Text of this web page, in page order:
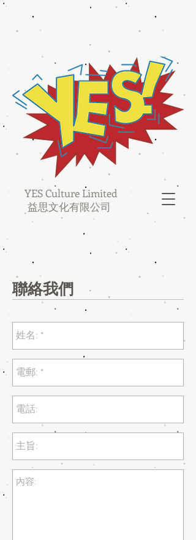
YES Culture Limited
益思文化有限公司
​聯絡我們